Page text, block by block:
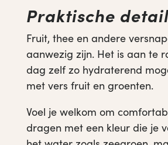
Praktische
Fruit, thee en andere
aanwezig zijn. Het is aan te
dag zelf zo hydraterend
met vers fruit en groenten.
Voel je welkom om
dragen met een kleur die je